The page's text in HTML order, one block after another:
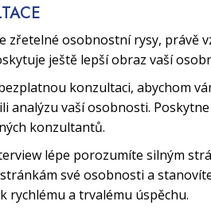
zřetelné osobnostní rysy, právě
ještě lepší obraz vaší
konzultaci, abychom
analýzu vaší osobnosti. Poskytne
konzultantů.
lépe porozumíte silným
své osobnosti a
rychlému a trvalému úspěchu.